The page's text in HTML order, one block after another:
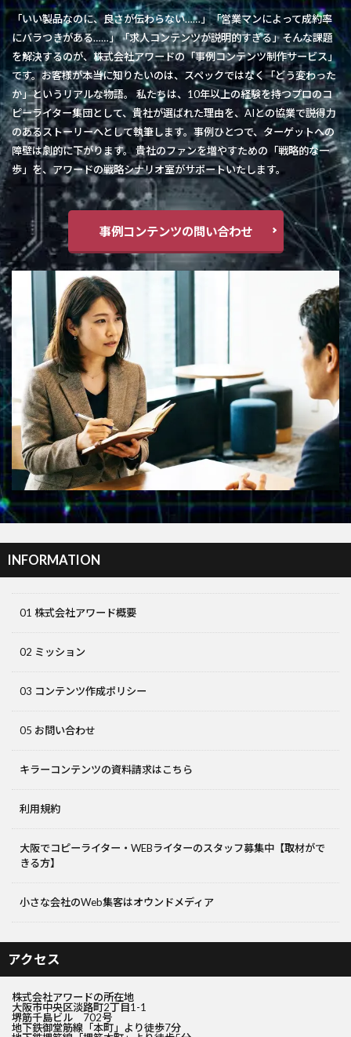
「いい製品なのに、良さが伝わらない……」「営業マンによって成約率
にバラつきがある……」「求人コンテンツが説明的すぎる」そんな課題
を解決するのが、株式会社アワードの「事例コンテンツ制作サービス」
です。お客様が本当に知りたいのは、スペックではなく「どう変わった
か」というリアルな物語。 私たちは、10年以上の経験を持つプロのコ
ピーライター集団として、貴社が選ばれた理由を、AIとの協業で説得力
のあるストーリーへとして執筆します。事例ひとつで、ターゲットへの
障壁は劇的に下がります。 貴社のファンを増やすための「戦略的な一
歩」を、アワードの戦略シナリオ室がサポートいたします。
事例コンテンツの問い合わせ
INFORMATION
01 株式会社アワード概要
02 ミッション
03 コンテンツ作成ポリシー
05 お問い合わせ
キラーコンテンツの資料請求はこちら
利用規約
大阪でコピーライター・WEBライターのスタッフ募集中【取材がで
きる方】
小さな会社のWeb集客はオウンドメディア
アクセス
株式会社アワードの所在地
大阪市中央区淡路町2丁目1-1
堺筋千島ビル 702号
地下鉄御堂筋線「本町」より徒歩7分